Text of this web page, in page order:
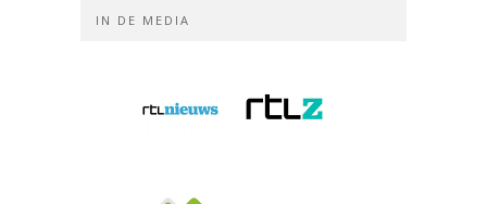
IN DE MEDIA